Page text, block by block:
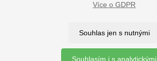
Web technicky spravuje:
Více o GDPR
Souhlas jen s nutnými
Souhlasím i s analytickými